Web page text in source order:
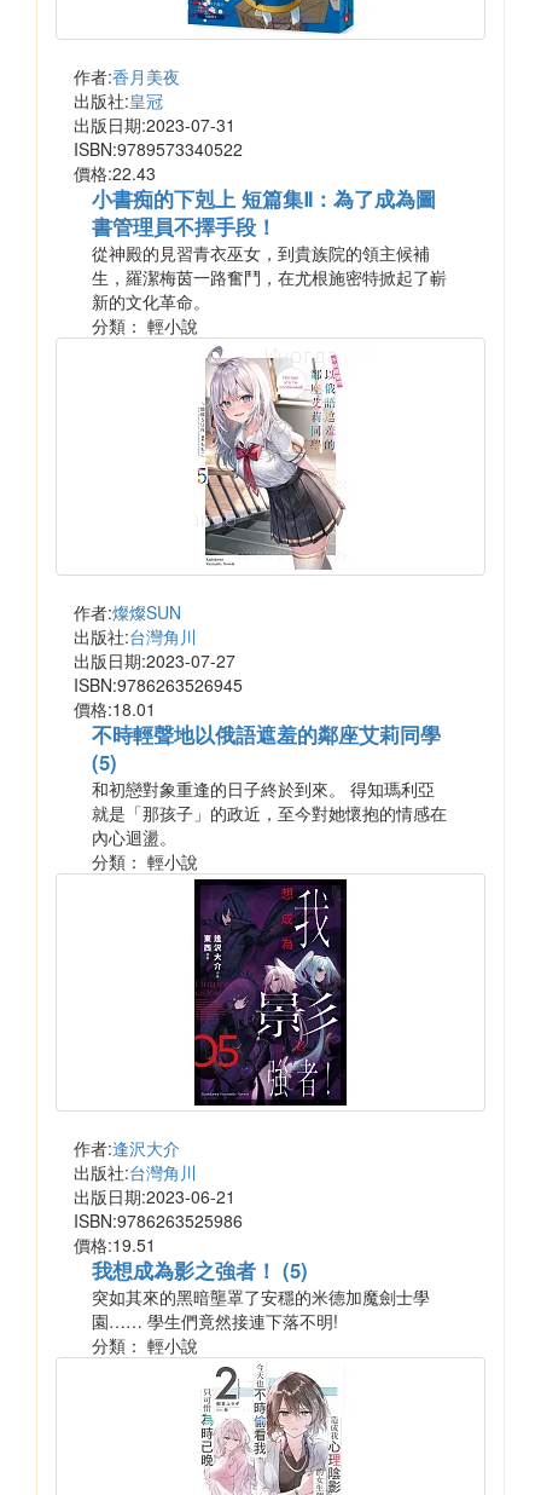
作者:香月美夜
出版社:皇冠
出版日期:2023-07-31
ISBN:9789573340522
價格:22.43
小書痴的下剋上 短篇集Ⅱ：為了成為圖
書管理員不擇手段！
從神殿的見習青衣巫女，到貴族院的領主候補
生，羅潔梅茵一路奮鬥，在尤根施密特掀起了嶄
新的文化革命。
分類： 輕小說
作者:燦燦SUN
出版社:台灣角川
出版日期:2023-07-27
ISBN:9786263526945
價格:18.01
不時輕聲地以俄語遮羞的鄰座艾莉同學
(5)
和初戀對象重逢的日子終於到來。 得知瑪利亞
就是「那孩子」的政近，至今對她懷抱的情感在
內心迴盪。
分類： 輕小說
作者:逢沢大介
出版社:台灣角川
出版日期:2023-06-21
ISBN:9786263525986
價格:19.51
我想成為影之強者！ (5)
突如其來的黑暗壟罩了安穩的米德加魔劍士學
園…… 學生們竟然接連下落不明!
分類： 輕小說